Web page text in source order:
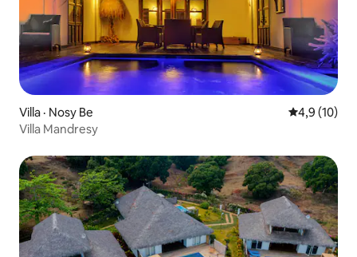
Villa · Nosy Be Note
4,9 (10)
Villa Mandresy